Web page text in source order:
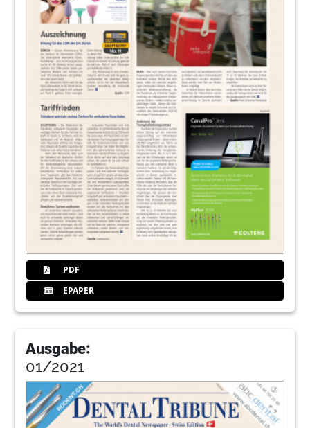
PDF
EPAPER
Ausgabe:
01/2021